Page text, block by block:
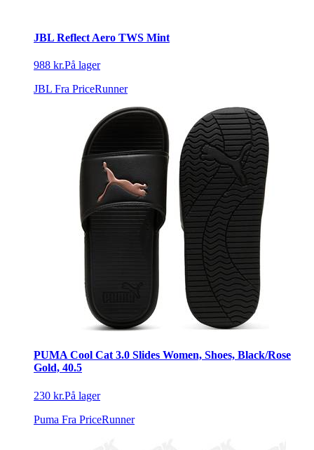
JBL Reflect Aero TWS Mint
988 kr.På lager
JBL Fra PriceRunner
PUMA Cool Cat 3.0 Slides Women, Shoes, Black/Rose
Gold, 40.5
230 kr.På lager
Puma Fra PriceRunner